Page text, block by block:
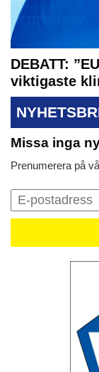
DEBATT:
viktigaste
Missa inga
Prenumerera på